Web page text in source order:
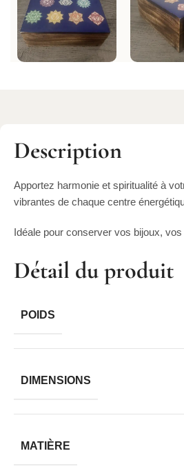
Détail du produit
POIDS
DIMENSIONS
MATIÈRE
Description
Apportez harmonie et spiritualité à
vibrantes de chaque centre
Idéale pour conserver vos bijoux,